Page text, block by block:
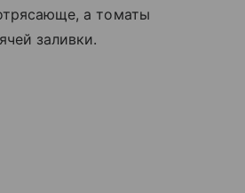
а томаты
заливки.